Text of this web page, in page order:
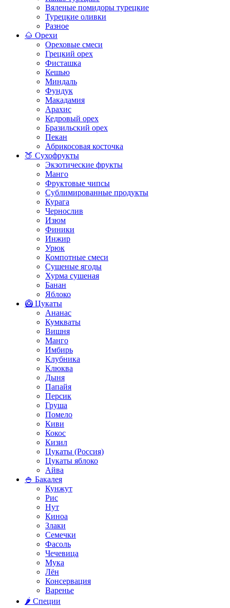
Вяленые помидоры турецкие
Турецкие оливки
Разное
🌰 Орехи
Ореховые смеси
Грецкий орех
Фисташка
Кешью
Миндаль
Фундук
Макадамия
Арахис
Кедровый орех
Бразильский орех
Пекан
Абрикосовая косточка
🍑 Сухофрукты
Экзотические фрукты
Манго
Фруктовые чипсы
Сублимированные продукты
Курага
Чернослив
Изюм
Финики
Инжир
Урюк
Компотные смеси
Сушеные ягоды
Хурма сушеная
Банан
Яблоко
🥝 Цукаты
Ананас
Кумкваты
Вишня
Манго
Имбирь
Клубника
Клюква
Дыня
Папайя
Персик
Груша
Помело
Киви
Кокос
Кизил
Цукаты (Россия)
Цукаты яблоко
Айва
🍚 Бакалея
Кунжут
Рис
Нут
Киноа
Злаки
Семечки
Фасоль
Чечевица
Мука
Лён
Консервация
Варенье
🌶️ Специи